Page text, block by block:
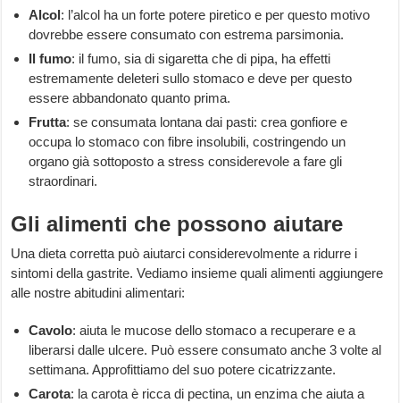
Alcol: l’alcol ha un forte potere piretico e per questo motivo
dovrebbe essere consumato con estrema parsimonia.
Il fumo: il fumo, sia di sigaretta che di pipa, ha effetti
estremamente deleteri sullo stomaco e deve per questo
essere abbandonato quanto prima.
Frutta: se consumata lontana dai pasti: crea gonfiore e
occupa lo stomaco con fibre insolubili, costringendo un
organo già sottoposto a stress considerevole a fare gli
straordinari.
Gli alimenti che possono aiutare
Una dieta corretta può aiutarci considerevolmente a ridurre i
sintomi della gastrite. Vediamo insieme quali alimenti aggiungere
alle nostre abitudini alimentari:
Cavolo: aiuta le mucose dello stomaco a recuperare e a
liberarsi dalle ulcere. Può essere consumato anche 3 volte al
settimana. Approfittiamo del suo potere cicatrizzante.
Carota: la carota è ricca di pectina, un enzima che aiuta a